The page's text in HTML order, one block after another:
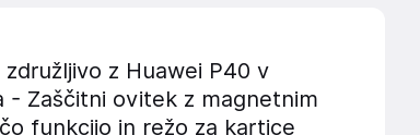
z Huawei P40 v
- Zaščitni ovitek z magnetnim
funkcijo in režo za kartice